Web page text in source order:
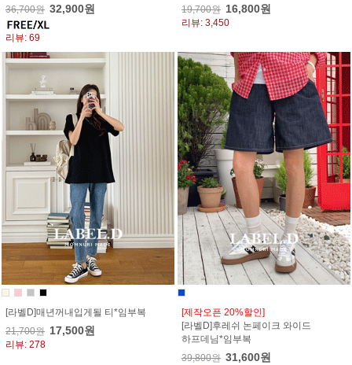
36,700원 32,900원
리뷰: 69
19,700원 16,800원
리뷰: 3,450
[라벨D]매년꺼내입게될 티*임부복
21,700원 17,500원
리뷰: 278
[제작오픈 20%할인]
[라벨D]후레쉬 논페이크 와이드
하프데님*임부복
39,800원 31,600원